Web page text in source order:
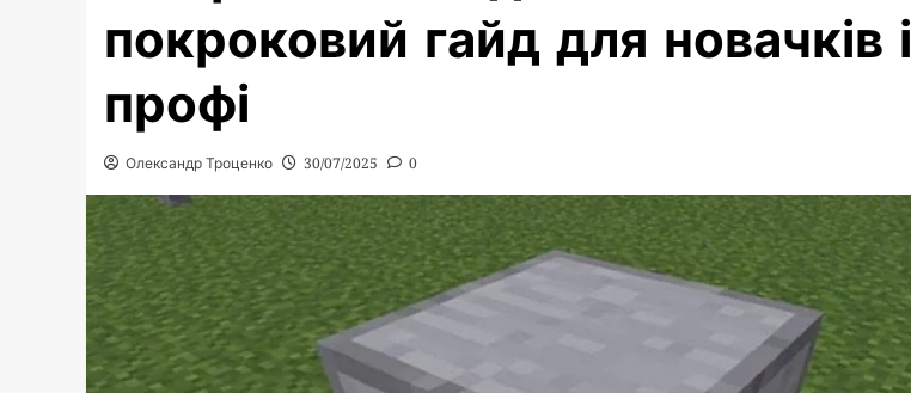
покроковий гайд для новачків і
профі
Олександр Троценко 30/07/2025 0